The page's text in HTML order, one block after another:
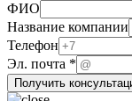
ФИО
Название компании
почта
Телефон
ФИО
Телефон
Эл. почта *
Получить